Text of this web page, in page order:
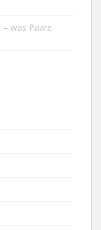
was Paare